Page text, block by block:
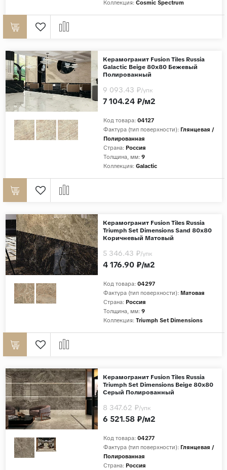
Коллекция: Cosmic Spectrum
Керамогранит Fusion Tiles Russia
Galactic Beige 80x80 Бежевый
Полированный
Код товара: 04127
Фактура (тип поверхности): Глянцевая /
Полированная
Страна: Россия
Толщина, мм: 9
Коллекция: Galactic
7 104.24 ₽/м2
9 093.43 ₽/упк
Керамогранит Fusion Tiles Russia
Triumph Set Dimensions Sand 80x80
Коричневый Матовый
Код товара: 04297
Фактура (тип поверхности): Матовая
Страна: Россия
Толщина, мм: 9
Коллекция: Triumph Set Dimensions
4 176.90 ₽/м2
5 346.43 ₽/упк
Керамогранит Fusion Tiles Russia
Triumph Set Dimensions Beige 80x80
Серый Полированный
Код товара: 04277
Фактура (тип поверхности): Глянцевая /
Полированная
Страна: Россия
6 521.58 ₽/м2
8 347.62 ₽/упк